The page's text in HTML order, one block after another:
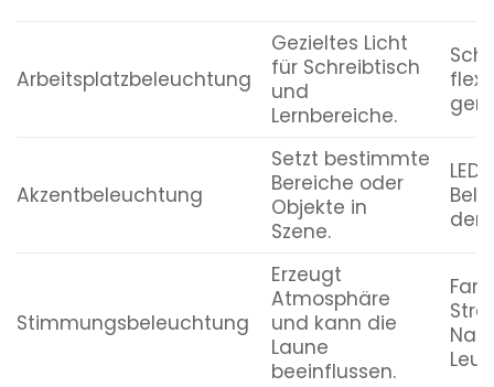
Arbeitsplatzbeleuchtung
Gezieltes Licht
für Schreibtisch
und
Lernbereiche.
Akzentbeleuchtung
Setzt bestimmte
Bereiche oder
Objekte in
Szene.
Stimmungsbeleuchtung
Erzeugt
Atmosphäre
und kann die
Laune
beeinflussen.